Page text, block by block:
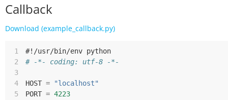
Callback
Download (example_callback.py)
1
#!/usr/bin/env python
2
# -*- coding: utf-8 -*-
3
4
HOST =
"localhost"
5
PORT = 4223